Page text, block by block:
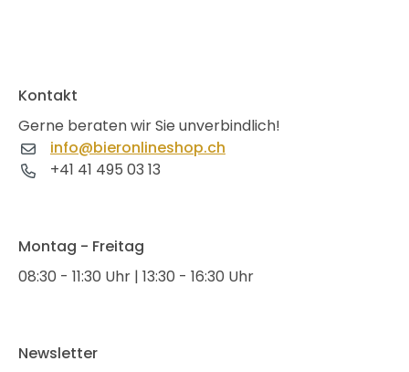
Kontakt
Gerne beraten wir Sie unverbindlich!
info@bieronlineshop.ch
+41 41 495 03 13
Montag - Freitag
08:30 - 11:30 Uhr | 13:30 - 16:30 Uhr
Newsletter